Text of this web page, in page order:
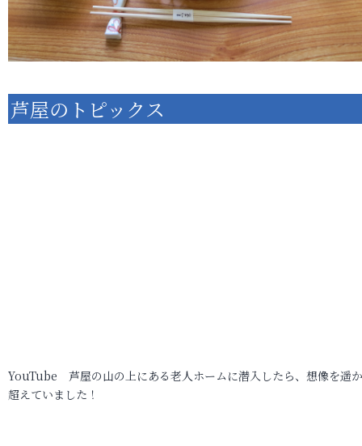
芦屋のトピックス
YouTube 芦屋の山の上にある老人ホームに潜入したら、想像を遥
超えていました！